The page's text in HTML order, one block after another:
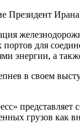
Президент
портов для
энергии, а
в своем
грузов как